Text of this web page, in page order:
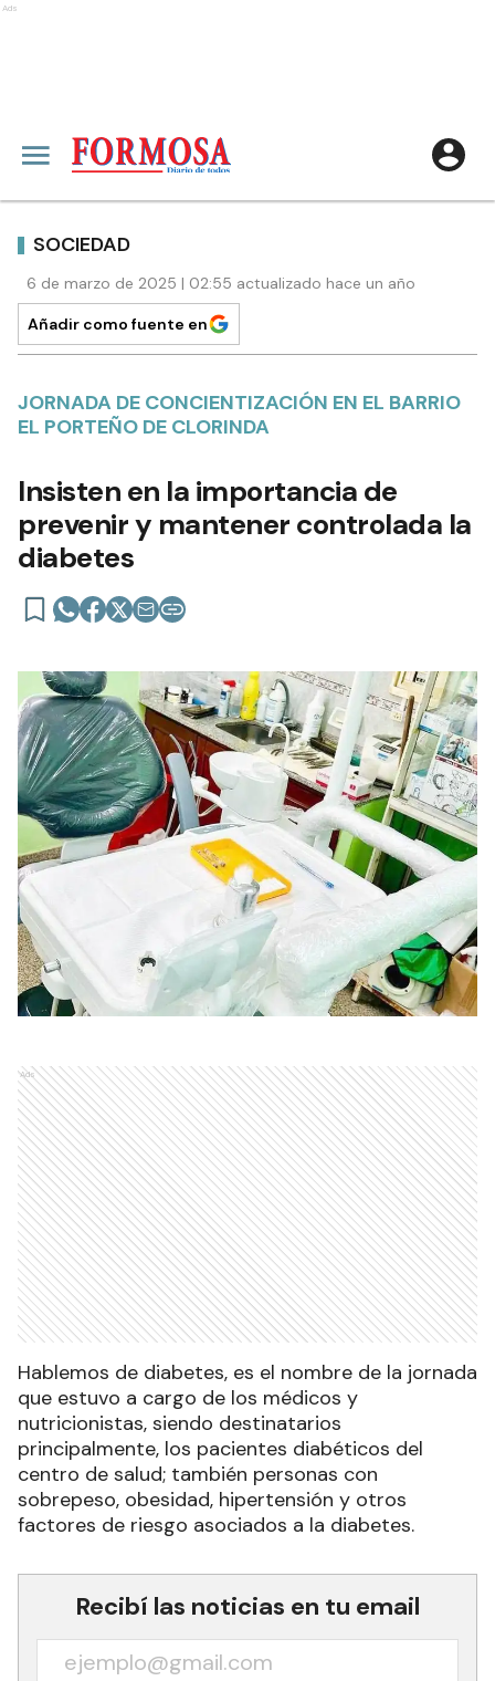
Ads
SOCIEDAD
6 de marzo de 2025 | 02:55 actualizado hace un año
Añadir como fuente en
JORNADA DE CONCIENTIZACIÓN EN EL BARRIO
EL PORTEÑO DE CLORINDA
Insisten en la importancia de
prevenir y mantener controlada la
diabetes
Ads
Hablemos de diabetes, es el nombre de la jornada
que estuvo a cargo de los médicos y
nutricionistas, siendo destinatarios
principalmente, los pacientes diabéticos del
centro de salud; también personas con
sobrepeso, obesidad, hipertensión y otros
factores de riesgo asociados a la diabetes.
Recibí las noticias en tu email